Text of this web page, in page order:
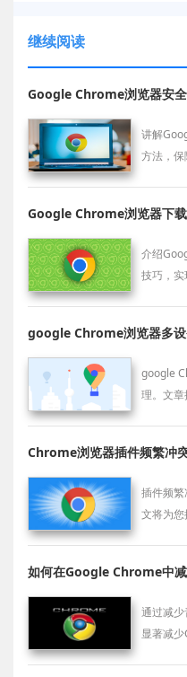
继续阅读
Google Chrome浏览器安
讲解
方法，保
Google Chrome浏览器下
介绍
技巧，
google Chrome浏览器多
google
理。文
Chrome浏览器插件频繁冲
插件频
文将为
如何在Google Chrome中
通过减
显著减